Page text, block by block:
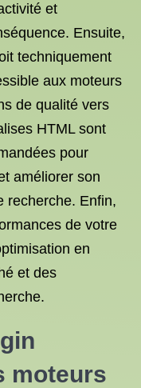
et
Ensuite,
techniquement
aux moteurs
de qualité vers
HTML sont
pour
améliorer son
recherche. Enfin,
de votre
en
et des
moteurs